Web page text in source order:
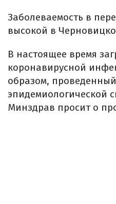
Заболеваемость в
высокой в
В настоящее время
коронавирусной
образом,
эпидемиологической
Минздрав просит о